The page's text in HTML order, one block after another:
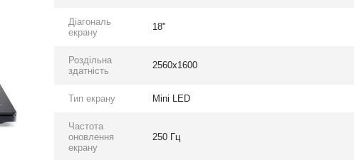
Діагональ
екрану
18"
Роздільна
здатність
2560x1600
Тип екрану Mini LED
Частота
оновлення
екрану
250 Гц